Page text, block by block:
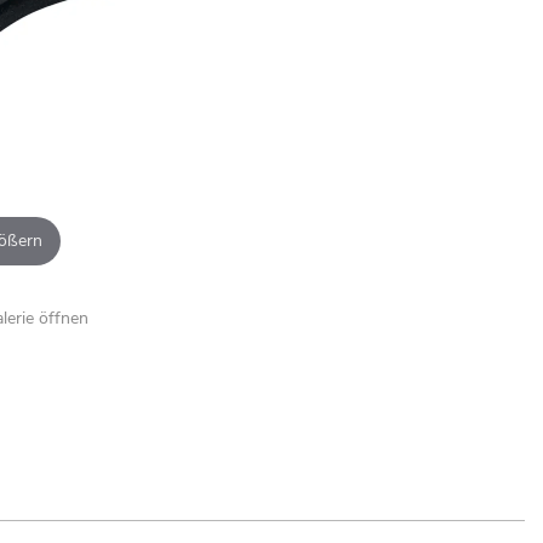
öffnen